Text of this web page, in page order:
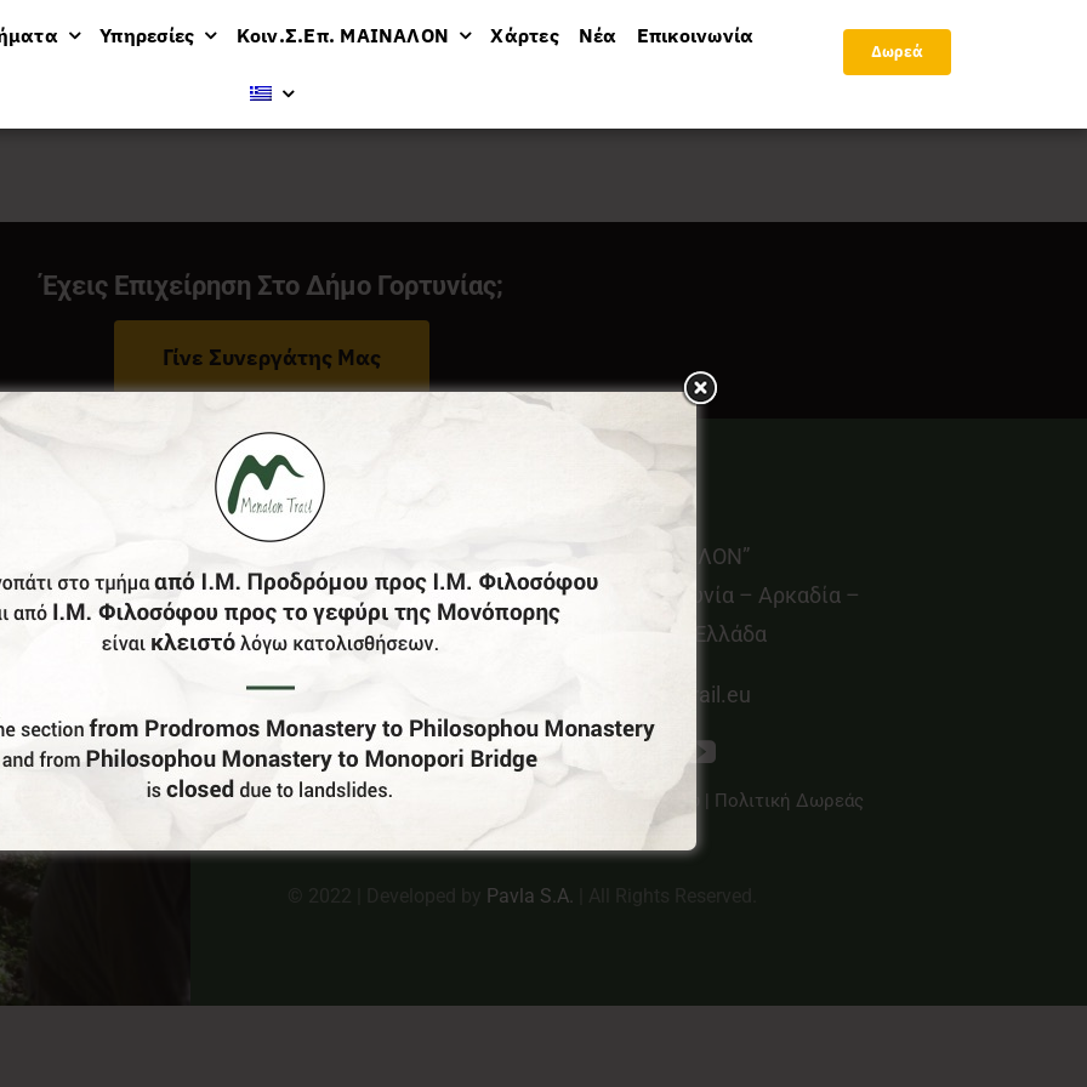
Υπηρεσίες Κοιν.Σ.Επ. ΜΑΙΝΑΛΟΝ Χάρτες Νέα Επικοινωνία
Δωρεά
Έχεις Επιχείρηση Στο Δήμο Γορτυνίας;
Γίνε Συνεργάτης Μας
Κοιν.Σ.Επ “ΜΑΙΝΑΛΟΝ”
Στεμνίτσα – Γορτυνία – Αρκαδία –
Πελοπόννησος – Ελλάδα
info@menalontrail.eu
Πολιτική Απορρήτου | Πολιτική Δωρεάς
Pavla S.A.